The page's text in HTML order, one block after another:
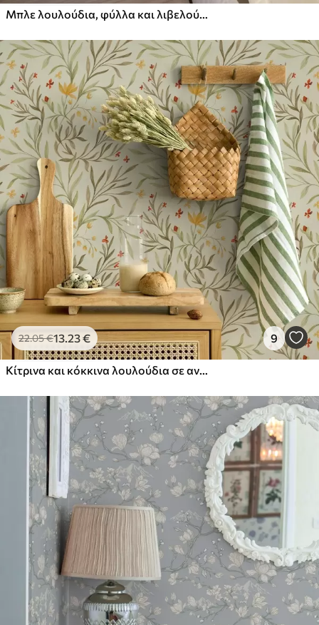
Πρίμιουμ
Premium βινύλιο
65.00 39.00€/m²
Μπλε λουλούδια, φύλλα και λιβελούλες σε λευκό φόντο
22.05€13.23€ 9
Κίτρινα και κόκκινα λουλούδια σε ανοιχτό πράσινο φόντο